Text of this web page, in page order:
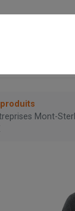
Mont-